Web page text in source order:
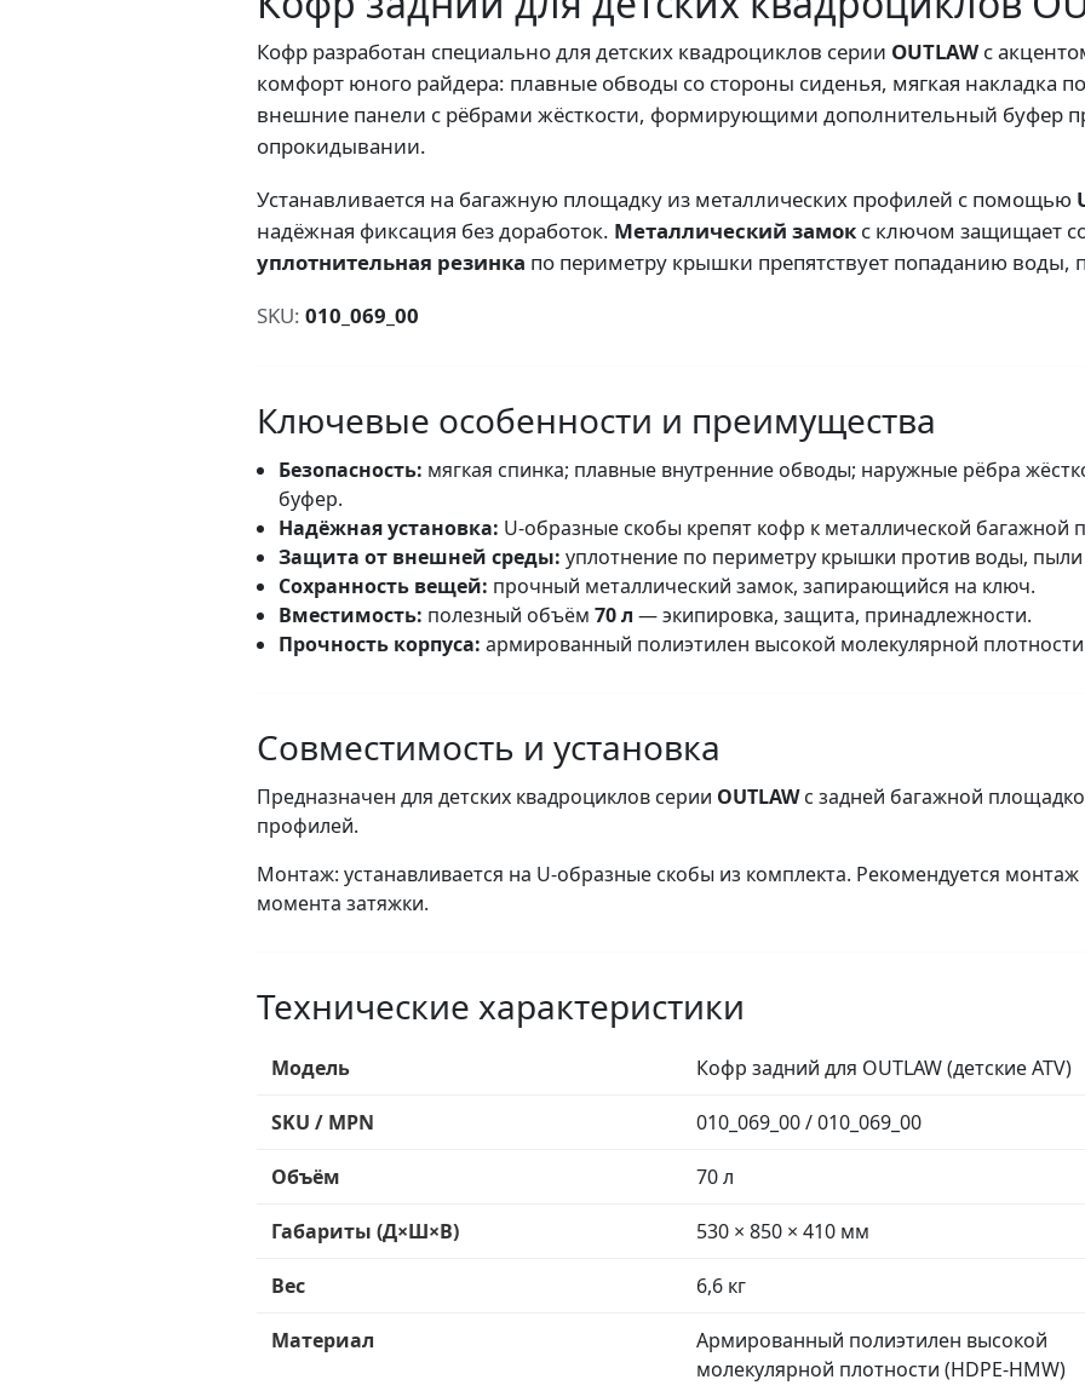
Кофр разработан специально для детских квадроциклов серии OUTLAWс
комфорт юного райдера: плавные обводы со стороны сиденья, мягкая накладка
внешние панели с рёбрами жёсткости, формирующими дополнительный буфер
опрокидывании.
Устанавливается на багажную площадку из металлических профилей с помощью
надёжная фиксация без доработок. Металлический замок с ключом защищает
уплотнительная резинка по периметру крышки препятствует попаданию воды,
SKU: 010_069_00
Ключевые особенности и преимущества
Безопасность: мягкая спинка; плавные внутренние обводы; наружные рёбра
буфер.
Надёжная установка: U-образные скобы крепят кофр к металлической багажной
Защита от внешней среды: уплотнение по периметру крышки против воды, пыли
Сохранность вещей: прочный металлический замок, запирающийся на ключ.
Вместимость: полезный объём 70 л — экипировка, защита, принадлежности.
Прочность корпуса: армированный полиэтилен высокой молекулярной
Совместимость и установка
Предназначен для детских квадроциклов серии OUTLAWс задней багажной
профилей.
Монтаж: устанавливается на U-образные скобы из комплекта. Рекомендуется
момента затяжки.
Технические характеристики
Модель Кофр задний для OUTLAW (детские ATV)
SKU / MPN 010_069_00 / 010_069_00
Объём 70 л
Габариты (Д×Ш×В) 530 × 850 × 410 мм
Вес 6,6 кг
Материал
Армированный полиэтилен высокой
молекулярной плотности (HDPE-HMW)